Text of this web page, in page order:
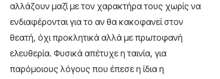
αλλάζουν μαζί με τον χαρακτήρα τους χωρίς να
ενδιαφέρονται για το αν θα κακοφανεί στον
θεατή, όχι προκλητικά αλλά με πρωτοφανή
ελευθερία. Φυσικά απέτυχε η ταινία, για
παρόμοιους λόγους που έπεσε η ίδια η